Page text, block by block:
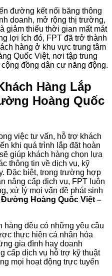
đường kết nối băng thông
doanh, mở rộng thị trường,
giảm thiểu thời gian mất mát
lợi ích đó, FPT đã trở thành
hàng ở khu vực trung tâm
Quốc Việt, nơi tập trung
đồng dân cư năng động.
Hàng Lắp
Hoàng Quốc
việc tư vấn, hỗ trợ khách
khi quá trình lắp đặt hoàn
giúp khách hàng chọn lựa
thông tin về dịch vụ, kỹ
Đặc biệt, trong trường hợp
nâng cấp dịch vụ, FPT luôn
xử lý mọi vấn đề phát sinh
Đường Hoàng Quốc Việt –
hàng đều có những yêu cầu
thực hiện cá nhân hóa
gia đình hay doanh
cấp dịch vụ hỗ trợ kỹ thuật
mọi hoạt động trực tuyến